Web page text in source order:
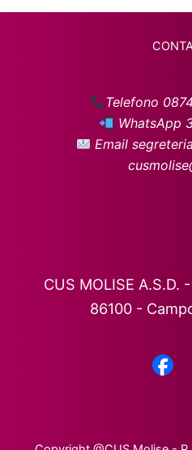
Telefono
WhatsApp
Email
CUS MOLISE A.S.D.
86100 -